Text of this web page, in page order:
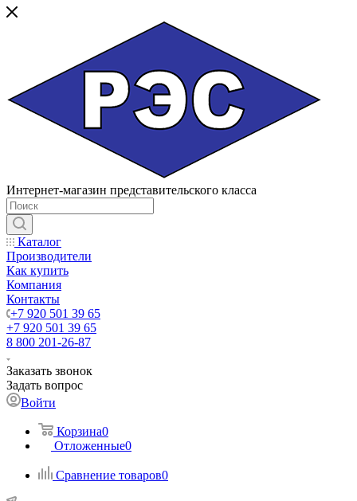
Интернет-магазин представительского класса
Каталог
Производители
Как купить
Компания
Контакты
+7 920 501 39 65
+7 920 501 39 65
8 800 201-26-87
Заказать звонок
Задать вопрос
Войти
Корзина0
Отложенные0
Сравнение товаров0